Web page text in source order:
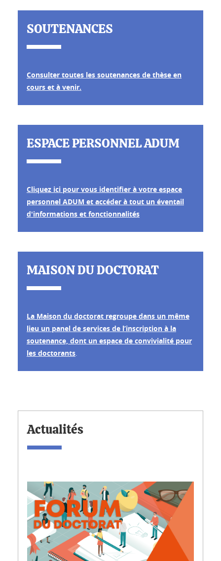
SOUTENANCES
Consulter toutes les soutenances de thèse en
cours et à venir.
ESPACE PERSONNEL ADUM
Cliquez ici pour vous identifier à votre espace
personnel ADUM et accéder à tout un éventail
d'informations et fonctionnalités
MAISON DU DOCTORAT
La Maison du doctorat regroupe dans un même
lieu un panel de services de l’inscription à la
soutenance, dont un espace de convivialité pour
les doctorants.
Actualités